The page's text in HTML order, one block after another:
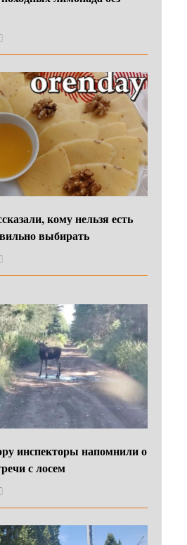
кому нельзя есть
выбирать
инспекторы напомнили о
с лосем